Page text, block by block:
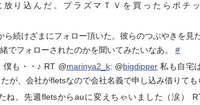
放り込んだ。プラズマＴＶを買ったらポチ
ら続けざまにフォロー頂いた。彼らのつぶやきを見
でフォローされたのかを聞いてみたいなあ。 #
僕も・・♪ RT @marinya2_k: @bigdipper 私も自宅
が、会社がfletsなので会社名義で申し込み借りても
ね。先週fletsからauに変えちゃいました（涙）